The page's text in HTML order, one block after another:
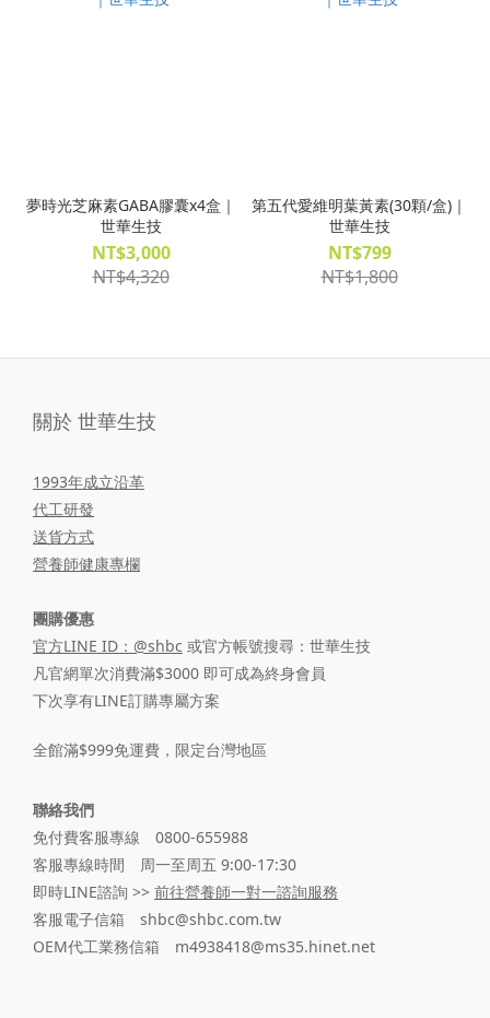
夢時光芝麻素GABA膠囊x4盒｜
世華生技
NT$3,000
NT$4,320
第五代愛維明葉黃素(30顆/盒)｜
世華生技
NT$799
NT$1,800
關於 世華生技
1993年成立沿革
代工研發
送貨方式
營養師健康專欄
團購優惠
官方LINE ID：@shbc 或官方帳號搜尋：世華生技
凡官網單次消費滿$3000 即可成為終身會員
下次享有LINE訂購專屬方案
全館滿$999免運費，限定台灣地區
聯絡我們
免付費客服專線 0800-655988
客服專線時間 周一至周五 9:00-17:30
即時LINE諮詢 >> 前往營養師一對一諮詢服務
客服電子信箱 shbc@shbc.com.tw
OEM代工業務信箱 m4938418@ms35.hinet.net